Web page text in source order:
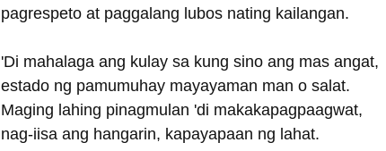
pagrespeto at paggalang lubos nating kailangan.
'Di mahalaga ang kulay sa kung sino ang mas angat,
estado ng pamumuhay mayayaman man o salat.
Maging lahing pinagmulan 'di makakapagpaagwat,
nag-iisa ang hangarin, kapayapaan ng lahat.